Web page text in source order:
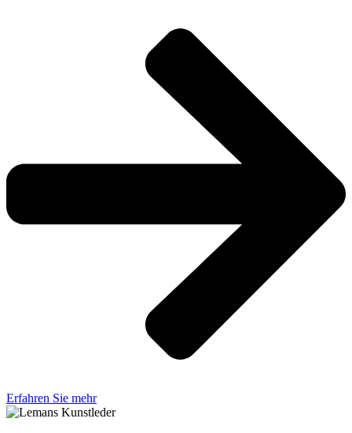
Erfahren Sie mehr